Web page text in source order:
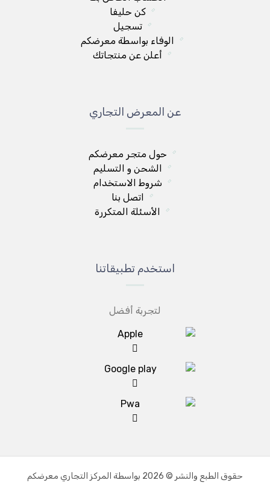
كن حليفا
تسجيل
الوفاء بواسطة معرضكم
أعلن عن منتجاتك
عن المعرض التجاري
حول متجر معرضكم
الشحن و التسليم
شروط الاستخدام
اتصل بنا
الأسئلة المتكررة
استخدم تطبيقاتنا
لتجربة أفضل
حقوق الطبع والنشر © 2026 بواسطة المركز التجاري معرضكم